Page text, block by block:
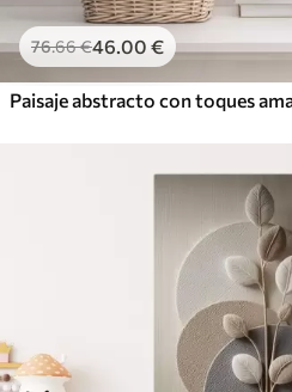
76.66€46.00 €